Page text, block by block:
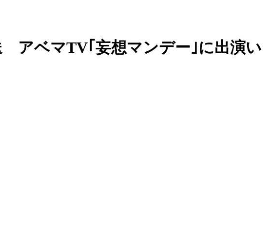
アベマTV｢妄想マンデー｣に出演い